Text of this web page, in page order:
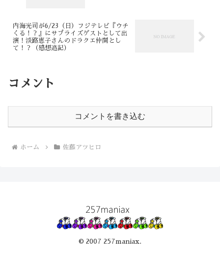
内海光司が6/23（日）フジテレビ『ウチ
くる！？』にサプライズゲストとして出
演！淡路恵子さんのドラクエ仲間とし
て！？（感想追記）
コメント
コメントを書き込む
ホーム 佐藤アツヒロ
© 2007 257maniax.